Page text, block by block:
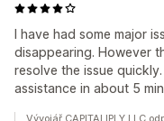
I have had some major
disappearing. However
resolve the issue
assistance in about 5
Vývojář CAPITALIPLY LLC